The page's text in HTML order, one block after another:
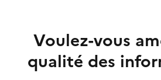
Voulez-vous
qualité des